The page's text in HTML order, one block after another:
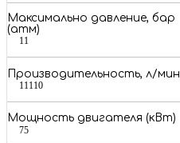
Максимально давление, бар
(атм)
11
Производительность, л/мин
11110
Мощность двигателя (кВт)
75